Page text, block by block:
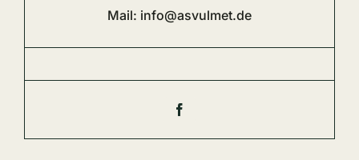
Mail: info@asvulmet.de